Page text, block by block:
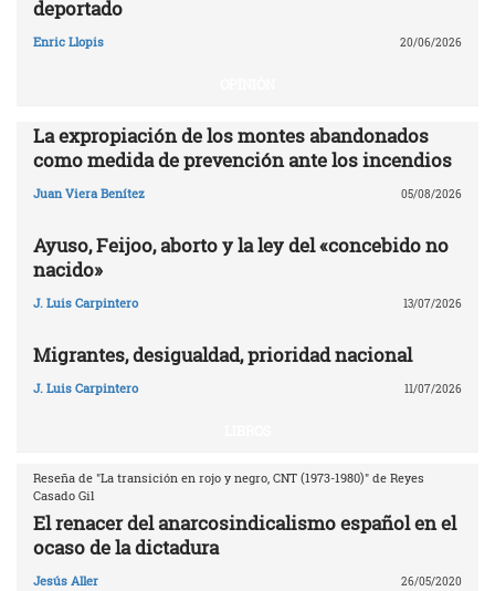
deportado
Enric Llopis 20/06/2026
La expropiación de los montes abandonados
como medida de prevención ante los incendios
Juan Viera Benítez 05/08/2026
Ayuso, Feijoo, aborto y la ley del «concebido no
nacido»
J. Luis Carpintero 13/07/2026
Migrantes, desigualdad, prioridad nacional
J. Luis Carpintero 11/07/2026
Reseña de "La transición en rojo y negro, CNT (1973-1980)" de Reyes
Casado Gil
El renacer del anarcosindicalismo español en el
ocaso de la dictadura
Jesús Aller 26/05/2020